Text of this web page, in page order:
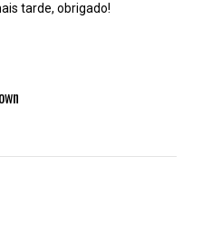
tarde, obrigado!